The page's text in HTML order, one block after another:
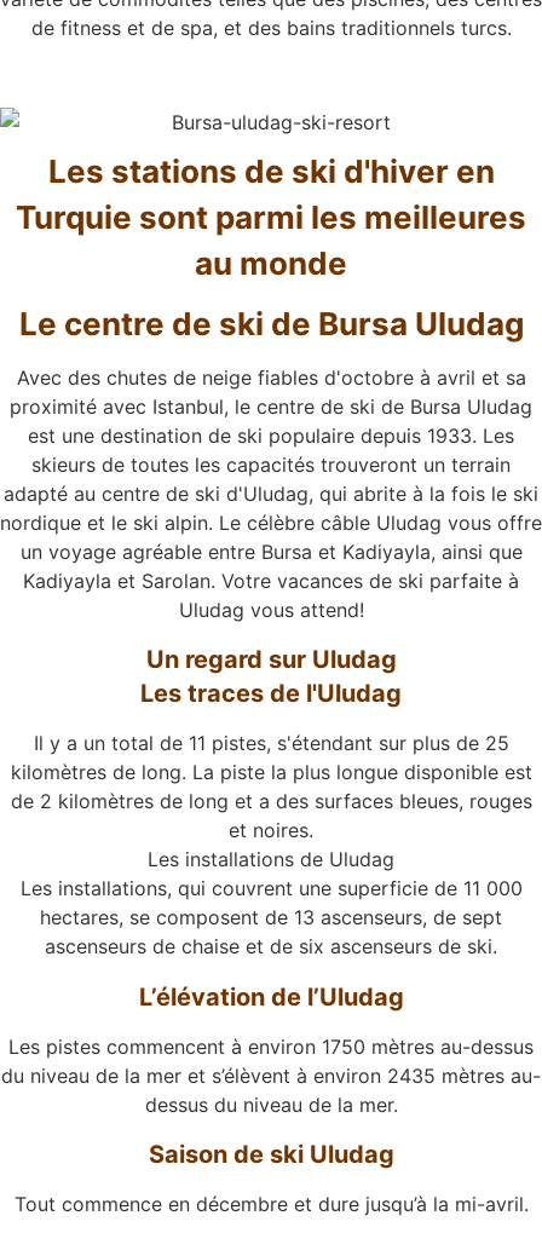
de fitness et de spa, et des bains traditionnels turcs.
Les stations de ski d'hiver en
Turquie sont parmi les meilleures
au monde
Le centre de ski de Bursa Uludag
Avec des chutes de neige fiables d'octobre à avril et sa
proximité avec Istanbul, le centre de ski de Bursa Uludag
est une destination de ski populaire depuis 1933. Les
skieurs de toutes les capacités trouveront un terrain
adapté au centre de ski d'Uludag, qui abrite à la fois le ski
nordique et le ski alpin. Le célèbre câble Uludag vous offre
un voyage agréable entre Bursa et Kadiyayla, ainsi que
Kadiyayla et Sarolan. Votre vacances de ski parfaite à
Uludag vous attend!
Un regard sur Uludag
Les traces de l'Uludag
Il y a un total de 11 pistes, s'étendant sur plus de 25
kilomètres de long. La piste la plus longue disponible est
de 2 kilomètres de long et a des surfaces bleues, rouges
et noires.
Les installations de Uludag
Les installations, qui couvrent une superficie de 11 000
hectares, se composent de 13 ascenseurs, de sept
ascenseurs de chaise et de six ascenseurs de ski.
L’élévation de l’Uludag
Les pistes commencent à environ 1750 mètres au-dessus
du niveau de la mer et s’élèvent à environ 2435 mètres au-
dessus du niveau de la mer.
Saison de ski Uludag
Tout commence en décembre et dure jusqu’à la mi-avril.